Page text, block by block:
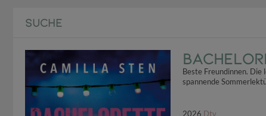
SUCHE
Beste Freundinnen. Die
spannende
2026 Dtv